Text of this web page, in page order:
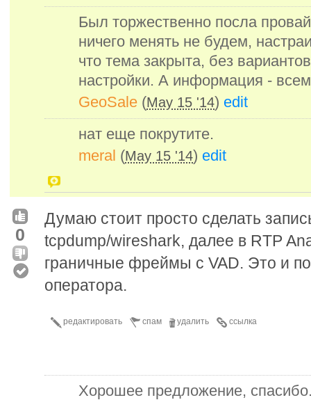
Был торжественно посла
ничего менять не будем,
что тема закрыта, без
настройки. А информация - всем
GeoSale (May 15 '14) edit
нат еще покрутите.
meral (May 15 '14) edit
0
Думаю стоит просто сделать
tcpdump/wireshark, далее в RTP
граничные фреймы с VAD. Это и
оператора.
ссылка
удалить
спам
редактировать
Хорошее предложение,